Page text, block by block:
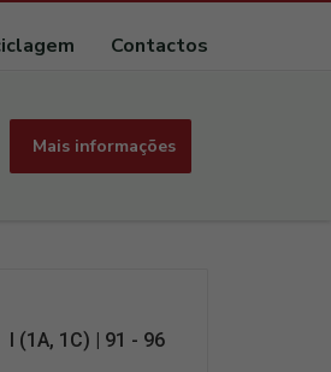
Contactos
Mais informações
I (1A, 1C) | 91 - 96